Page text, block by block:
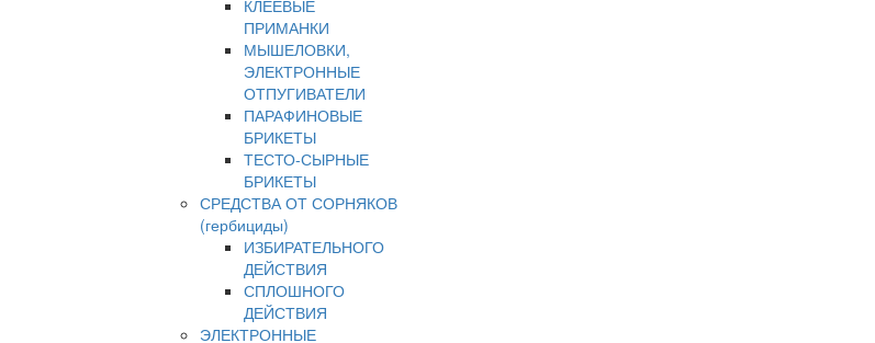
КЛЕЕВЫЕ
ПРИМАНКИ
МЫШЕЛОВКИ,
ЭЛЕКТРОННЫЕ
ОТПУГИВАТЕЛИ
ПАРАФИНОВЫЕ
БРИКЕТЫ
ТЕСТО-СЫРНЫЕ
БРИКЕТЫ
СРЕДСТВА ОТ СОРНЯКОВ
(гербициды)
ИЗБИРАТЕЛЬНОГО
ДЕЙСТВИЯ
СПЛОШНОГО
ДЕЙСТВИЯ
ЭЛЕКТРОННЫЕ